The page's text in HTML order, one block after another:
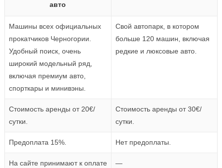
авто
Машины всех официальных
прокатчиков Черногории.
Удобный поиск, очень
широкий модельный ряд,
включая премиум авто,
спорткары и минивэны.
Свой автопарк, в котором
больше 120 машин, включая
редкие и люксовые авто.
Стоимость аренды от 20€/
сутки.
Стоимость аренды от 30€/
сутки.
Предоплата 15%. Нет предоплаты.
На сайте принимают к оплате
—